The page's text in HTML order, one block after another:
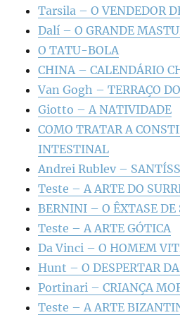
Tarsila – O VENDEDOR
Dalí – O GRANDE
O TATU-BOLA
CHINA – CALENDÁRIO
Van Gogh – TERRAÇO
Giotto – A NATIVIDADE
COMO TRATAR A
INTESTINAL
Andrei Rublev –
Teste – A ARTE DO
BERNINI – O ÊXTASE DE
Teste – A ARTE GÓTICA
Da Vinci – O HOMEM
Hunt – O DESPERTAR
Portinari – CRIANÇA
Teste – A ARTE